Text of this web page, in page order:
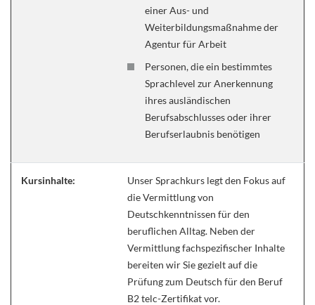
einer Aus- und
Weiterbildungsmaßnahme der
Agentur für Arbeit
Personen, die ein bestimmtes
Sprachlevel zur Anerkennung
ihres ausländischen
Berufsabschlusses oder ihrer
Berufserlaubnis benötigen
Kursinhalte:
Unser Sprachkurs legt den Fokus auf
die Vermittlung von
Deutschkenntnissen für den
beruflichen Alltag. Neben der
Vermittlung fachspezifischer Inhalte
bereiten wir Sie gezielt auf die
Prüfung zum Deutsch für den Beruf
B2 telc-Zertifikat vor.